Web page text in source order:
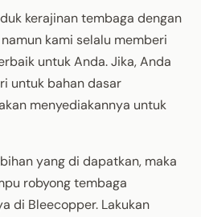
kerajinan tembaga dengan
kami selalu memberi
untuk Anda. Jika, Anda
untuk bahan dasar
menyediakannya untuk
yang di dapatkan, maka
robyong tembaga
di Bleecopper. Lakukan